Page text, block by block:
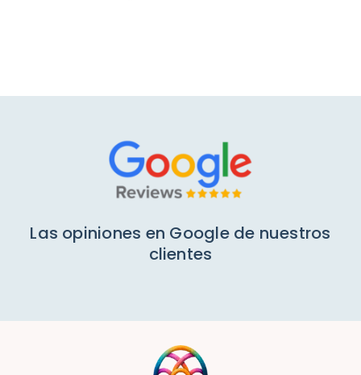
Las opiniones en Google de nuestros
clientes